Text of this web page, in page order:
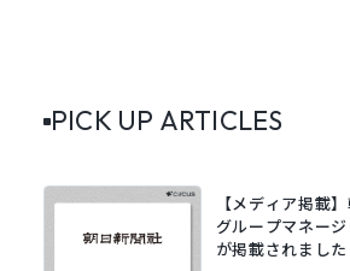
PICK UP ARTICLES
【メディア掲載
グループマネー
が掲載されました